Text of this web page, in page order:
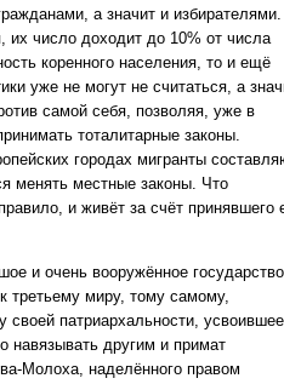
а значит и
их число доходит до 10% от числа
коренного населения, то и ещё
уже не могут не считаться, а
самой себя, позволяя, уже в
тоталитарные законы.
городах мигранты
менять местные законы. Что
и живёт за счёт принявшего
и очень вооружённое
третьему миру, тому самому,
своей патриархальности, усвоившее
навязывать другим и примат
Молоха, наделённого правом